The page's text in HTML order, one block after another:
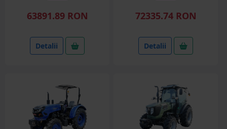
63891.89 RON
Detalii
72335.74 RON
Detalii